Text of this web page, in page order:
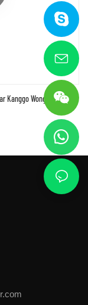
Kanggo Wong Diwasa